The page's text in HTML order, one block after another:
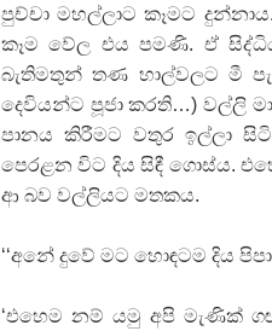
පුච්චා මහල්ලාට කෑමට
කෑම වේල එය පමණි. ඒ
බැතිමතුන් තණ හාල්වලට මී
දෙවියන්ට පූජා කරති…) වල්ලි
පානය කිරීමට වතුර ඉල්ලා
පෙරළන විට දිය සිඳී ගොස්ය.
ආ බව වල්ලියට මතකය.
‘‘අනේ දුවේ මට හොඳටම දිය
‘එහෙම නම් යමු අපි මැණික්